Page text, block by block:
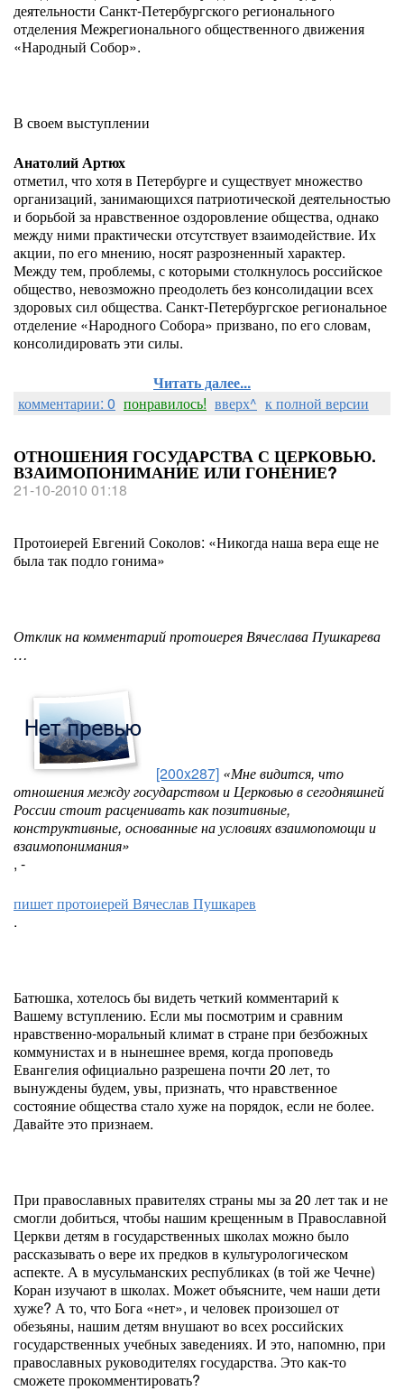
деятельности Санкт-Петербургского регионального
отделения Межрегионального общественного движения
«Народный Собор».
В своем выступлении
Анатолий Артюх
отметил, что хотя в Петербурге и существует множество
организаций, занимающихся патриотической деятельностью
и борьбой за нравственное оздоровление общества, однако
между ними практически отсутствует взаимодействие. Их
акции, по его мнению, носят разрозненный характер.
Между тем, проблемы, с которыми столкнулось российское
общество, невозможно преодолеть без консолидации всех
здоровых сил общества. Санкт-Петербургское региональное
отделение «Народного Собора» призвано, по его словам,
консолидировать эти силы.
Читать далее...
комментарии: 0 понравилось! вверх^ к полной версии
ОТНОШЕНИЯ ГОСУДАРСТВА С ЦЕРКОВЬЮ.
ВЗАИМОПОНИМАНИЕ ИЛИ ГОНЕНИЕ?
21-10-2010 01:18
Протоиерей Евгений Соколов: «Никогда наша вера еще не
была так подло гонима»
Отклик на комментарий протоиерея Вячеслава Пушкарева
…
[200x287] «Мне видится, что
отношения между государством и Церковью в сегодняшней
России стоит расценивать как позитивные,
конструктивные, основанные на условиях взаимопомощи и
взаимопонимания»
, -
пишет протоиерей Вячеслав Пушкарев
.
Батюшка, хотелось бы видеть четкий комментарий к
Вашему вступлению. Если мы посмотрим и сравним
нравственно-моральный климат в стране при безбожных
коммунистах и в нынешнее время, когда проповедь
Евангелия официально разрешена почти 20 лет, то
вынуждены будем, увы, признать, что нравственное
состояние общества стало хуже на порядок, если не более.
Давайте это признаем.
При православных правителях страны мы за 20 лет так и не
смогли добиться, чтобы нашим крещенным в Православной
Церкви детям в государственных школах можно было
рассказывать о вере их предков в культурологическом
аспекте. А в мусульманских республиках (в той же Чечне)
Коран изучают в школах. Может объясните, чем наши дети
хуже? А то, что Бога «нет», и человек произошел от
обезьяны, нашим детям внушают во всех российских
государственных учебных заведениях. И это, напомню, при
православных руководителях государства. Это как-то
сможете прокомментировать?